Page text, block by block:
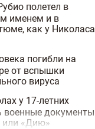
полетел в
именем и в
как у Николаса
погибли на
от вспышки
вируса
у 17-летних
военные документы
или «Дию»